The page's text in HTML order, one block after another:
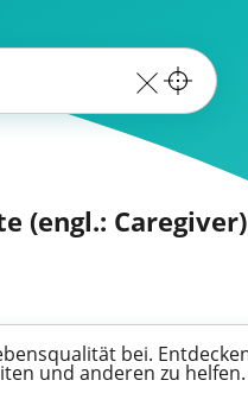
(engl.: Caregiver)
bei.
und anderen zu helfen.